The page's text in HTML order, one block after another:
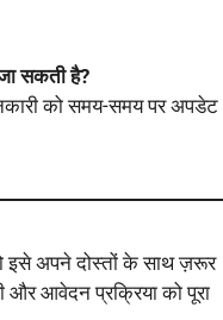
सकती है?
को समय-समय पर अपडेट
इसे अपने दोस्तों के साथ ज़रूर
और आवेदन प्रक्रिया को पूरा